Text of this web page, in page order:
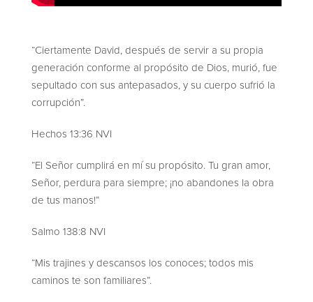
“Ciertamente David, después de servir a su propia
generación conforme al propósito de Dios, murió, fue
sepultado con sus antepasados, y su cuerpo sufrió la
corrupción”.
Hechos 13:36 NVI
“El Señor cumplirá en mí su propósito. Tu gran amor,
Señor, perdura para siempre; ¡no abandones la obra
de tus manos!”
Salmo 138:8 NVI
“Mis trajines y descansos los conoces; todos mis
caminos te son familiares”.